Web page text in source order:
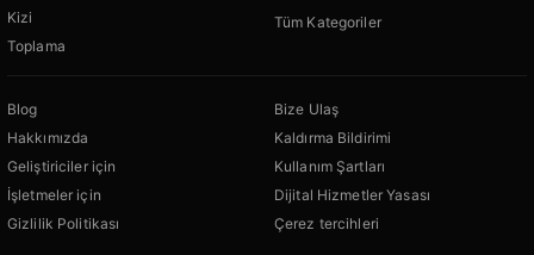
Kizi
Toplama
Tüm Kategoriler
Blog
Hakkımızda
Geliştiriciler için
İşletmeler için
Gizlilik Politikası
Bize Ulaş
Kaldırma Bildirimi
Kullanım Şartları
Dijital Hizmetler Yasası
Çerez tercihleri